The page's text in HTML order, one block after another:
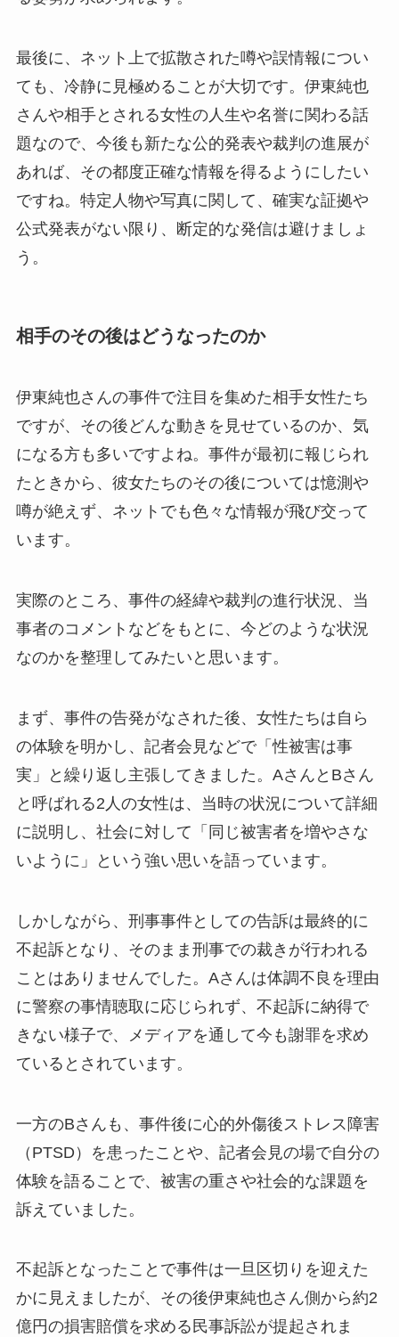
最後に、ネット上で拡散された噂や誤情報につい
ても、冷静に見極めることが大切です。伊東純也
さんや相手とされる女性の人生や名誉に関わる話
題なので、今後も新たな公的発表や裁判の進展が
あれば、その都度正確な情報を得るようにしたい
ですね。特定人物や写真に関して、確実な証拠や
公式発表がない限り、断定的な発信は避けましょ
う。
相手のその後はどうなったのか
伊東純也さんの事件で注目を集めた相手女性たち
ですが、その後どんな動きを見せているのか、気
になる方も多いですよね。事件が最初に報じられ
たときから、彼女たちのその後については憶測や
噂が絶えず、ネットでも色々な情報が飛び交って
います。
実際のところ、事件の経緯や裁判の進行状況、当
事者のコメントなどをもとに、今どのような状況
なのかを整理してみたいと思います。
まず、事件の告発がなされた後、女性たちは自ら
の体験を明かし、記者会見などで「性被害は事
実」と繰り返し主張してきました。AさんとBさん
と呼ばれる2人の女性は、当時の状況について詳細
に説明し、社会に対して「同じ被害者を増やさな
いように」という強い思いを語っています。
しかしながら、刑事事件としての告訴は最終的に
不起訴となり、そのまま刑事での裁きが行われる
ことはありませんでした。Aさんは体調不良を理由
に警察の事情聴取に応じられず、不起訴に納得で
きない様子で、メディアを通して今も謝罪を求め
ているとされています。
一方のBさんも、事件後に心的外傷後ストレス障害
（PTSD）を患ったことや、記者会見の場で自分の
体験を語ることで、被害の重さや社会的な課題を
訴えていました。
不起訴となったことで事件は一旦区切りを迎えた
かに見えましたが、その後伊東純也さん側から約2
億円の損害賠償を求める民事訴訟が提起されま